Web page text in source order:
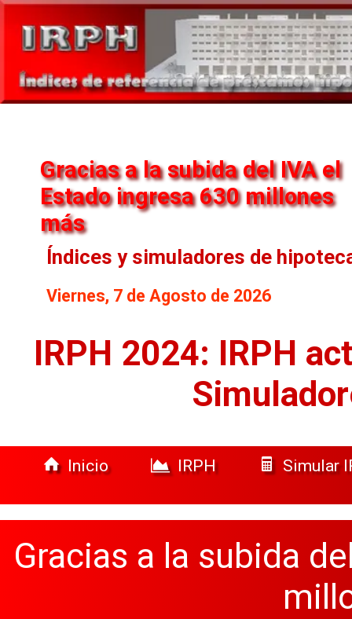
Gracias a la subida del IVA el
Estado ingresa 630 millones
más
Índices y simuladores de
Viernes, 7 de Agosto de 2026
IRPH 2024: IRPH
Inicio IRPH Simular
Gracias a la subida